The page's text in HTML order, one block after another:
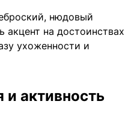
нюдовый
на достоинствах
ухоженности и
и активность